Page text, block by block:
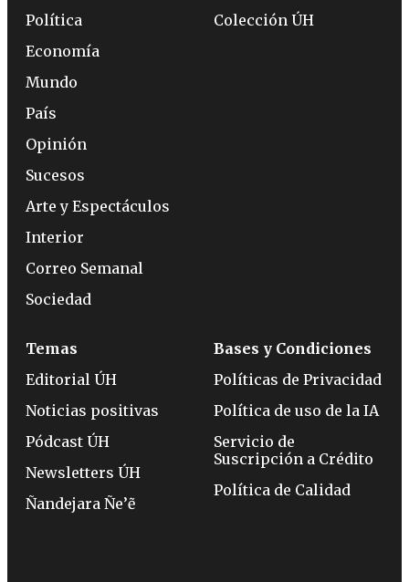
Política
Economía
Mundo
País
Opinión
Sucesos
Arte y Espectáculos
Interior
Correo Semanal
Sociedad
Colección ÚH
Temas
Editorial ÚH
Noticias positivas
Pódcast ÚH
Newsletters ÚH
Ñandejara Ñe’ẽ
Bases y Condiciones
Políticas de Privacidad
Política de uso de la IA
Servicio de
Suscripción a Crédito
Política de Calidad